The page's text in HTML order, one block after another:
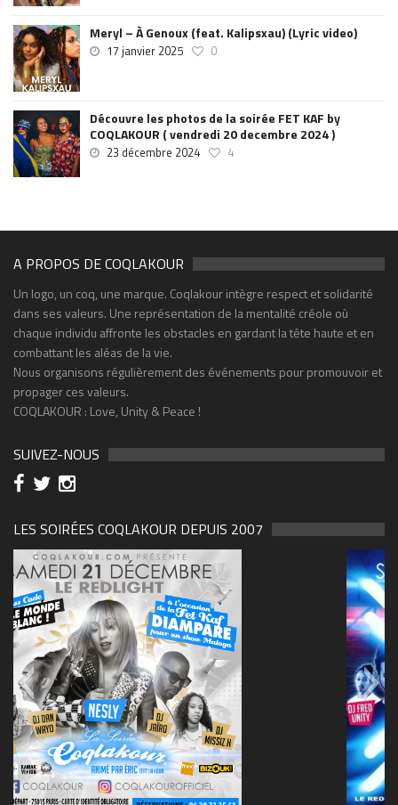
Meryl – À Genoux (feat. Kalipsxau) (Lyric video)
17 janvier 2025 0
Découvre les photos de la soirée FET KAF by
COQLAKOUR ( vendredi 20 decembre 2024 )
23 décembre 2024 4
A PROPOS DE COQLAKOUR
Un logo, un coq, une marque. Coqlakour intègre respect et solidarité
dans ses valeurs. Une représentation de la mentalité créole où
chaque individu affronte les obstacles en gardant la tête haute et en
combattant les aléas de la vie.
Nous organisons régulièrement des événements pour promouvoir et
propager ces valeurs.
COQLAKOUR : Love, Unity & Peace !
SUIVEZ-NOUS
LES SOIRÉES COQLAKOUR DEPUIS 2007